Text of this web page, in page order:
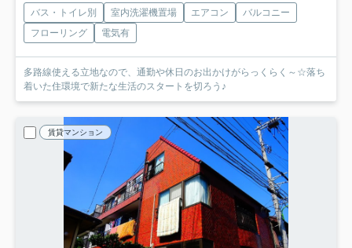
バス・トイレ別 室内洗濯機置場 エアコン
バルコニー
フローリング
電気有
多路線使える立地なので、通勤や休日のお出かけがらっくらく～☆落ち
着いた住環境で新たな生活のスタートを切ろう♪
賃貸マンション